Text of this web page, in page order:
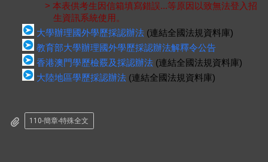
> 本表供考生因信箱填寫錯誤...等原因以致無法登入招
生資訊系統使用。
大學辦理國外學歷採認辦法 (連結全國法規資料庫)
教育部大學辦理國外學歷採認辦法解釋令公告
香港澳門學歷檢覈及採認辦法 (連結全國法規資料庫)
大陸地區學歷採認辦法 (連結全國法規資料庫)
110-簡章-特殊全文